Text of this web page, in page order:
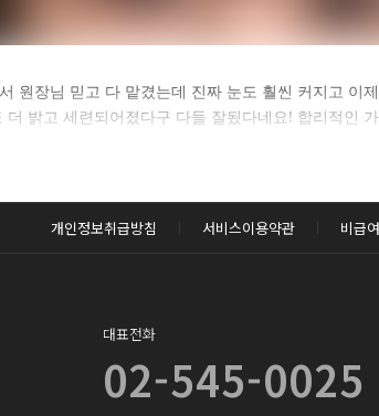
후기 전체 내용은
확인하실 수 있습니다.
원장님 믿고 다 맡겼는데 진짜 눈도 훨씬 커지고
밝고 세련되어졌다구 다들 잘됬다네요! 합리적인
개인정보취급방침 서비스이용약관 비급
대표전화
02-545-0025